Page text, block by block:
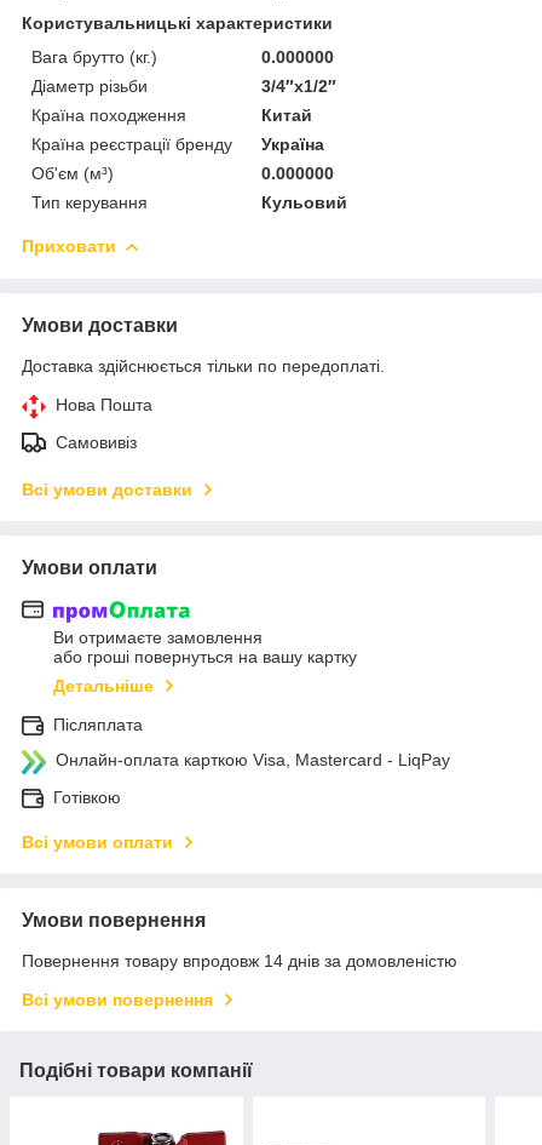
Користувальницькі характеристики
Вага брутто (кг.)
0.000000
Діаметр різьби
3/4″x1/2″
Країна походження
Китай
Країна реєстрації бренду
Україна
Об'єм (м³)
0.000000
Тип керування
Кульовий
Приховати
Умови доставки
Доставка здійснюється тільки по передоплаті.
Нова Пошта
Самовивіз
Всі умови доставки
Умови оплати
Ви отримаєте замовлення
або гроші повернуться на вашу картку
Детальніше
Післяплата
Онлайн-оплата карткою Visa, Mastercard - LiqPay
Готівкою
Всі умови оплати
Умови повернення
Повернення товару впродовж 14 днів за домовленістю
Всі умови повернення
Подібні товари компанії